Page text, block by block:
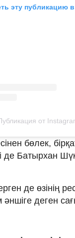
эту публикацию
от
бөлек,
де Батырхан
де өзінің
деген